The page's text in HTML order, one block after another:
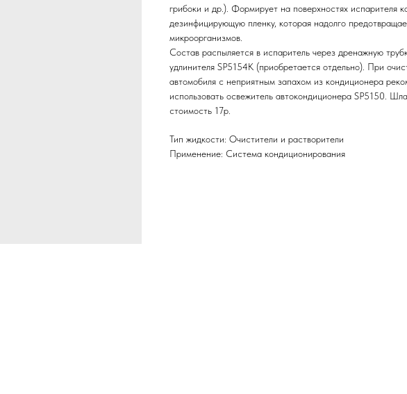
грибоки и др.). Формирует на поверхностях испарителя
дезинфицирующую пленку, которая надолго
микроорганизмов.
Состав распыляется в испаритель через дренажную
удлинителя SP5154K (приобретается отдельно). При
автомобиля с неприятным запахом из кондиционера
использовать освежитель автокондиционера SP5150.
стоимость 17р.
Тип жидкости: Очистители и растворители
Применение: Система кондиционирования